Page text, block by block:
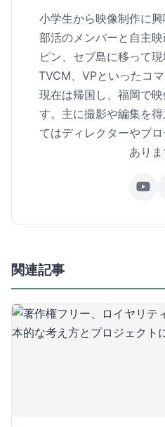
小学生から映像制作に
部活のメンバーと自主
ピン、セブ島に移って
TVCM、VPといったコ
現在は帰国し、福岡で
す。主に撮影や編集を
てはディレクターやプ
ありま
関連記事